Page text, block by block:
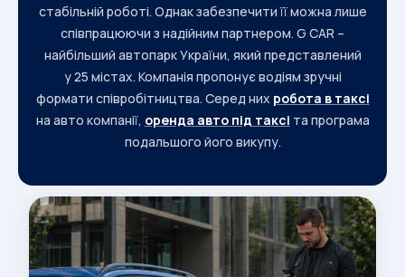
стабільній роботі. Однак забезпечити її можна лише
співпрацюючи з надійним партнером. G CAR –
найбільший автопарк України, який представлений
у 25 містах. Компанія пропонує водіям зручні
формати співробітництва. Серед них робота в таксі
на авто компанії, оренда авто під таксі та програма
подальшого його викупу.